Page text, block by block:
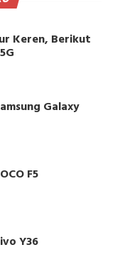
Keren, Berikut
Galaxy
F5
Y36